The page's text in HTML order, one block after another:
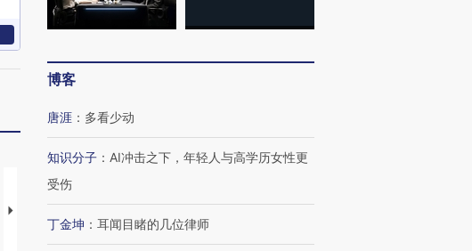
马航飞行员跨国走私7万
粒摇头丸 尿检体内含3种
度Z世代 用街头抗争将教
育部长拱下台
飞地休达
博客
唐涯 ： 多看少动
知识分子 ： AI冲击之下，年轻人与高学历女性更
受伤
丁金坤 ： 耳闻目睹的几位律师